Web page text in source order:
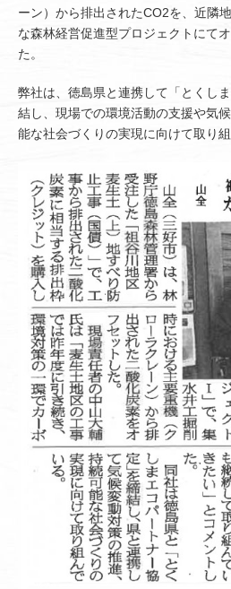
ーン）から排出されたCO2を、近隣
な森林経営促進型プロジェクトにて
た。
弊社は、徳島県と連携して「とくし
結し、現場での環境活動の支援や気
能な社会づくりの実現に向けて取り組